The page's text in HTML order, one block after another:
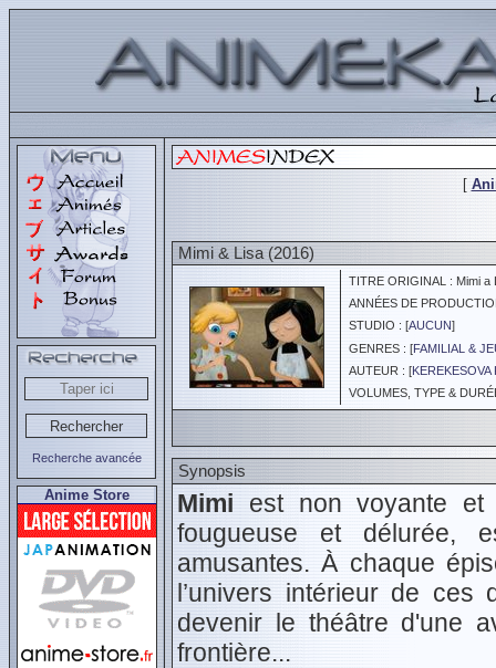
Recherche avancée
Anime Store
[
Mimi & Lisa (2016)
TITRE ORIGINAL : Mimi
ANNÉES DE
STUDIO : [AUCUN]
GENRES : [FAMILIAL &
AUTEUR : [KEREKESOVA
VOLUMES, TYPE &
Synopsis
Mimi est non voyante
fougueuse et délurée,
amusantes. À chaque
l’univers intérieur de
devenir le théâtre d'une
frontière...